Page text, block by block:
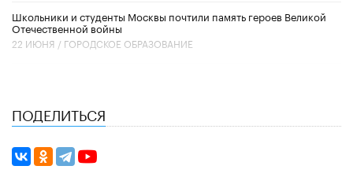
Школьники и студенты Москвы почтили память героев Великой
Отечественной войны
22 ИЮНЯ / ГОРОДСКОЕ ОБРАЗОВАНИЕ
ПОДЕЛИТЬСЯ